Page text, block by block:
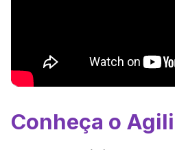
Conheça o